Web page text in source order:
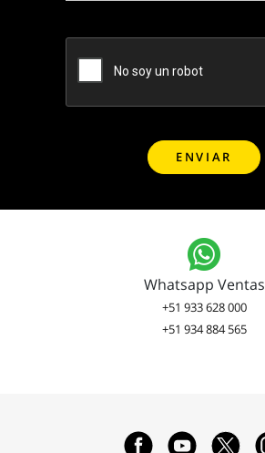
Whatsapp Ventas
+51 933 628 000
+51 934 884 565